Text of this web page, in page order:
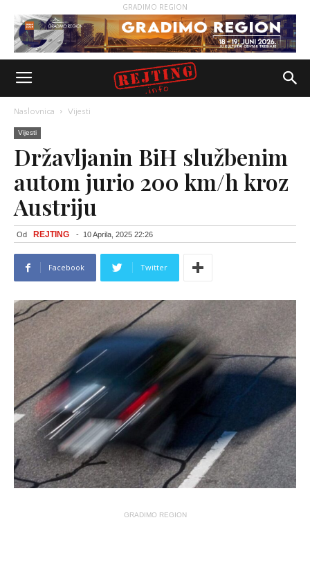
GRADIMO REGION
Naslovnica Vijesti
Vijesti
Državljanin BiH službenim
autom jurio 200 km/h kroz
Austriju
Od REJTING - 10 Aprila, 2025 22:26
Facebook Twitter
GRADIMO REGION